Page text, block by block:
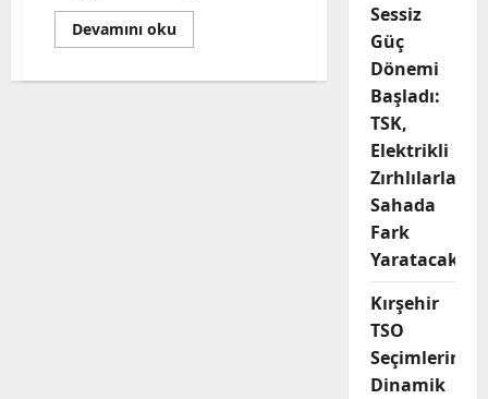
Devamını okuRead
more
AK
Sessiz
Güç
Dönemi
Başladı:
TSK,
Elektrikli
Zırhlılarla
Sahada
Fark
Yaratacak
Kırşehir
TSO
Seçimlerine
Dinamik